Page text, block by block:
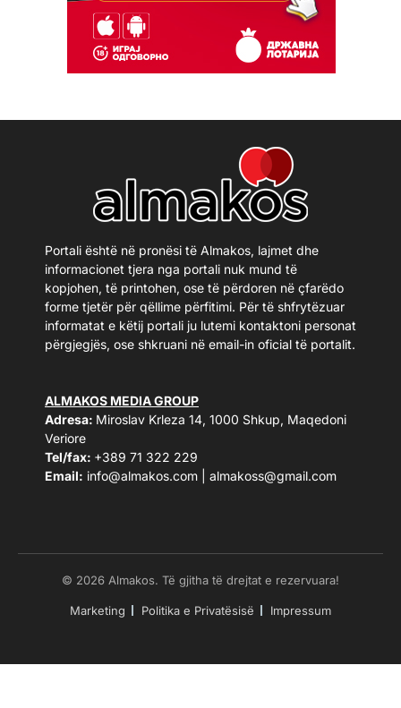
Portali është në pronësi të Almakos, lajmet dhe
informacionet tjera nga portali nuk mund të
kopjohen, të printohen, ose të përdoren në çfarëdo
forme tjetër për qëllime përfitimi. Për të shfrytëzuar
informatat e këtij portali ju lutemi kontaktoni personat
përgjegjës, ose shkruani në email-in oficial të portalit.
ALMAKOS MEDIA GROUP
Adresa: Miroslav Krleza 14, 1000 Shkup, Maqedoni
Veriore
Tel/fax: +389 71 322 229
Email: info@almakos.com almakoss@gmail.com
© 2026 Almakos. Të gjitha të drejtat e rezervuara!
Marketing Politika e Privatësisë Impressum